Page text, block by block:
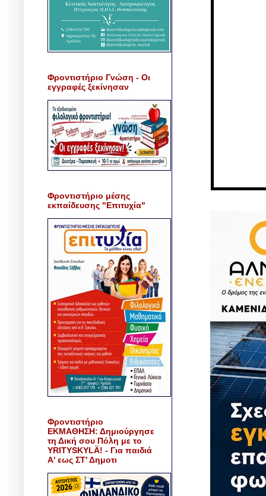
Φροντιστήριο Γνώση - Οι
εγγραφές ξεκίνησαν
Φροντιστήριο μέσης
εκπαίδευσης "Επιτυχία"
Φροντιστήριο
ΕΚΜΑΘΗΣΗ: Δημιούργησε
τη Δική σου Πόλη με το
YRITYSKYLÄ! - Για παιδιά
Α' εως ΣΤ' Δημοτι